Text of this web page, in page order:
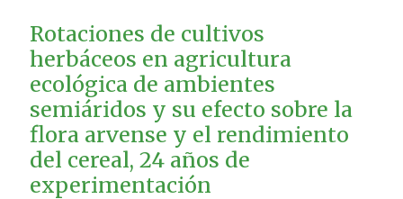
Rotaciones de cultivos
herbáceos en agricultura
ecológica de ambientes
semiáridos y su efecto sobre la
flora arvense y el rendimiento
del cereal, 24 años de
experimentación